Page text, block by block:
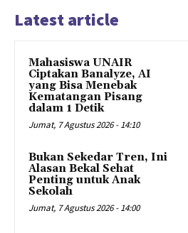
Latest article
Mahasiswa UNAIR
Ciptakan Banalyze, AI
yang Bisa Menebak
Kematangan Pisang
dalam 1 Detik
Jumat, 7 Agustus 2026 - 14:10
Bukan Sekedar Tren, Ini
Alasan Bekal Sehat
Penting untuk Anak
Sekolah
Jumat, 7 Agustus 2026 - 14:00